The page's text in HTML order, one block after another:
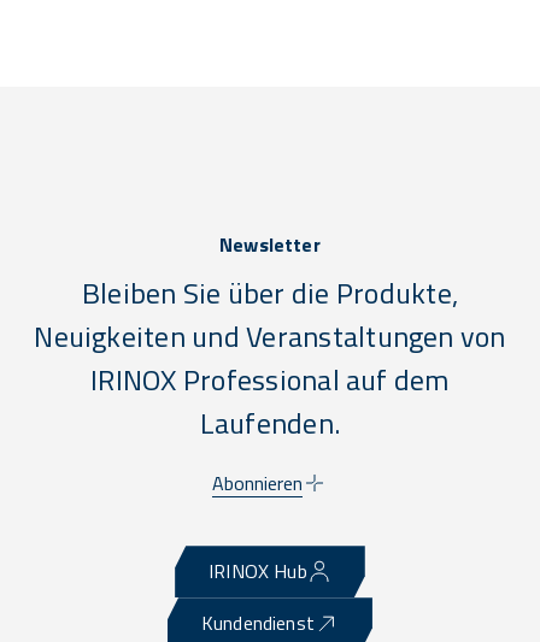
Newsletter
Bleiben Sie über die Produkte,
Neuigkeiten und Veranstaltungen von
IRINOX Professional auf dem
Laufenden.
Abonnieren
IRINOX Hub
Kundendienst